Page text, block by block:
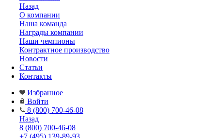
Назад
О компании
Наша команда
Награды компании
Наши чемпионы
Контрактное производство
Новости
Статьи
Контакты
Избранное
Войти
8 (800) 700-46-08
Назад
8 (800) 700-46-08
+7 (495) 139-89-93